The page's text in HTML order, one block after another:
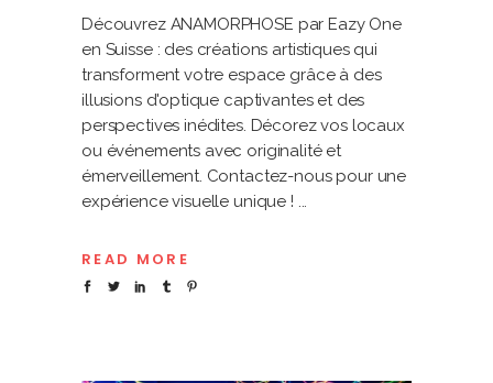
Découvrez ANAMORPHOSE par Eazy One
en Suisse : des créations artistiques qui
transforment votre espace grâce à des
illusions d'optique captivantes et des
perspectives inédites. Décorez vos locaux
ou événements avec originalité et
émerveillement. Contactez-nous pour une
expérience visuelle unique !
READ MORE